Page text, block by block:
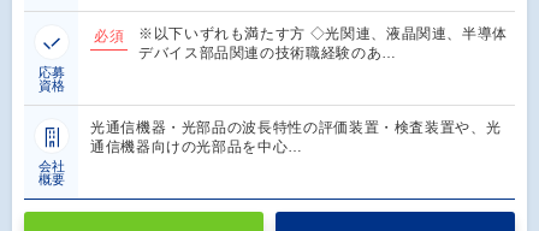
応募
資格
必須
※以下いずれも満たす方 ◇光関連、液晶関連、半導体
デバイス部品関連の技術職経験のあ…
会社
概要
光通信機器・光部品の波長特性の評価装置・検査装置や、光
通信機器向けの光部品を中心…